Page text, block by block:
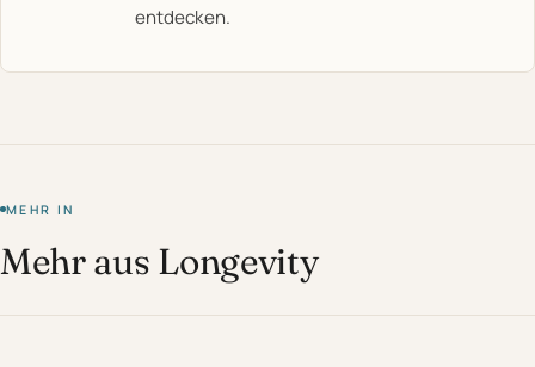
entdecken.
MEHR IN
Mehr aus Longevity